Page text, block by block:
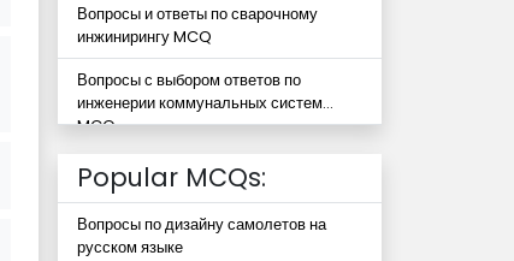
Вопросы и ответы по сварочному
инжинирингу MCQ
Вопросы с выбором ответов по
инженерии коммунальных систем
MCQ
Popular MCQs:
Вопросы по дизайну самолетов на
русском языке